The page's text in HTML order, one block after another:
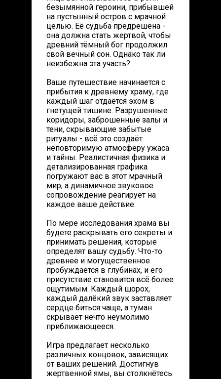
безымянной героини, прибывшей
на пустынный остров с мрачной
целью. Её судьба предрешена -
она должна стать жертвой, чтобы
древний тёмный бог продолжил
свой вечный сон. Однако так ли
неизбежна эта участь?
Ваше путешествие начинается с
прибытия к древнему храму, где
каждый шаг отдаётся эхом в
гнетущей тишине. Разрушенные
коридоры, заброшенные залы и
тени, скрывающие забытые
ритуалы - всё это создаёт
неповторимую атмосферу ужаса
и тайны. Реалистичная физика и
детализированная графика
погружают вас в этот мрачный
мир, а динамичное звуковое
сопровождение реагирует на
каждое ваше действие.
По мере исследования храма вы
будете раскрывать его секреты и
принимать решения, которые
определят вашу судьбу. Что-то
древнее и могущественное
пробуждается в глубинах, и его
присутствие становится всё более
ощутимым. Каждый шорох,
каждый далёкий звук заставляет
сердце биться чаще, а туман
скрывает нечто неумолимо
приближающееся.
Игра предлагает несколько
различных концовок, зависящих
от ваших решений. Достигнув
жертвенной ямы, вы столкнётесь